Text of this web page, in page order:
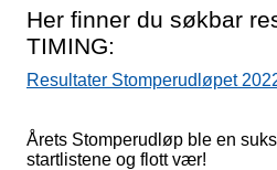
Her finner du søkbar
TIMING:
Resultater Stomperudløpet
Årets Stomperudløp ble en
startlistene og flott vær!